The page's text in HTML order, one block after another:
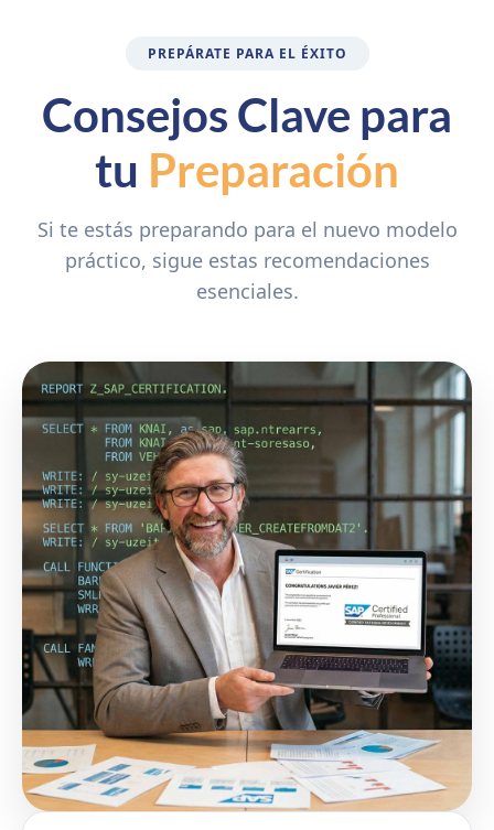
PREPÁRATE PARA EL ÉXITO
Consejos Clave para
tu Preparación
Si te estás preparando para el nuevo modelo
práctico, sigue estas recomendaciones
esenciales.